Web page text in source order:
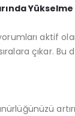
Yükselme
aktif
çıkar. Bu